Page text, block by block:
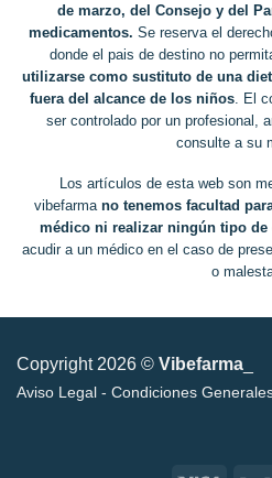
de marzo, del Consejo y del
medicamentos. Se reserva el
donde el pais de destino no
utilizarse como sustituto de una
fuera del alcance de los niños. El
ser controlado por un profesional,
consulte a su
Los artículos de esta web son
vibefarma no tenemos facultad
médico ni realizar ningún tipo de
acudir a un médico en el caso de
o
Copyright 2026 © Vibefarma
Aviso Legal - Condiciones